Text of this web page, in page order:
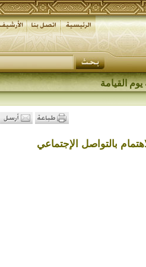
القيامة
بالتواصل الإجتماعي